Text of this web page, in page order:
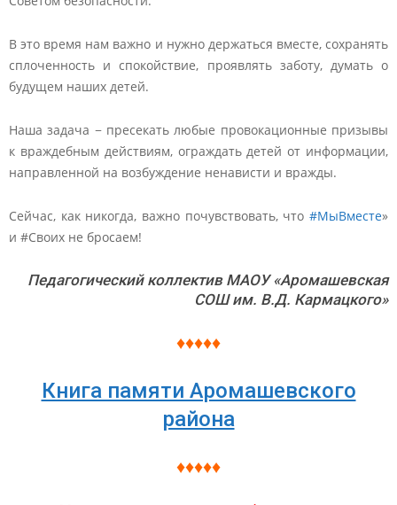
В это время нам важно и нужно держаться вместе, сохранять
сплоченность и спокойствие, проявлять заботу, думать о
будущем наших детей.
Наша задача − пресекать любые провокационные призывы
к враждебным действиям, ограждать детей от информации,
направленной на возбуждение ненависти и вражды.
Сейчас, как никогда, важно почувствовать, что #МыВместе»
и #Своих не бросаем!
Педагогический коллектив МАОУ «Аромашевская
СОШ им. В.Д. Кармацкого»
♦♦♦♦♦
Книга памяти Аромашевского
района
♦♦♦♦♦